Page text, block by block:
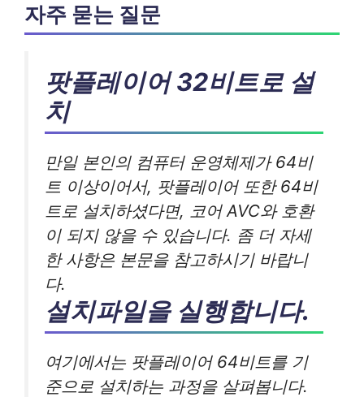
자주 묻는 질문
팟플레이어 32비트로 설
치
만일 본인의 컴퓨터 운영체제가 64비
트 이상이어서, 팟플레이어 또한 64비
트로 설치하셨다면, 코어 AVC와 호환
이 되지 않을 수 있습니다. 좀 더 자세
한 사항은 본문을 참고하시기 바랍니
다.
설치파일을 실행합니다.
여기에서는 팟플레이어 64비트를 기
준으로 설치하는 과정을 살펴봅니다.